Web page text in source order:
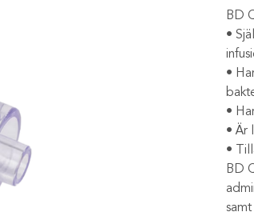
BD
•
•
•
• Är
•
BD